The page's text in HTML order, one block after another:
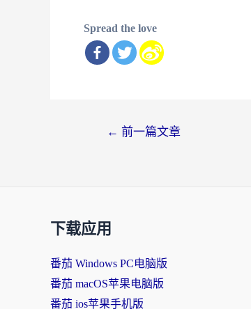
Spread the love
← 前一篇文章
下载应用
番茄 Windows PC电脑版
番茄 macOS苹果电脑版
番茄 ios苹果手机版